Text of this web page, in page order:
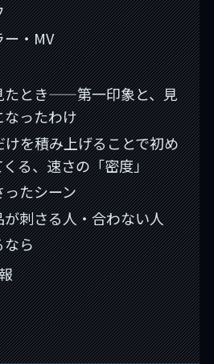
・MV
たとき——第一印象と、見
ったわけ
を積み上げることで初め
る、速さの「密度」
たシーン
刺さる人・合わない人
なら